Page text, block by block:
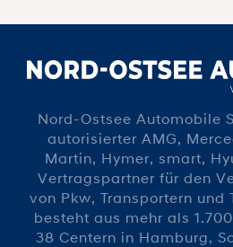
Nord-Ostsee Automobile
autorisierter AMG,
Martin, Hymer, smart,
Vertragspartner für den
von Pkw, Transportern und
besteht aus mehr als
38 Centern in Hamburg,